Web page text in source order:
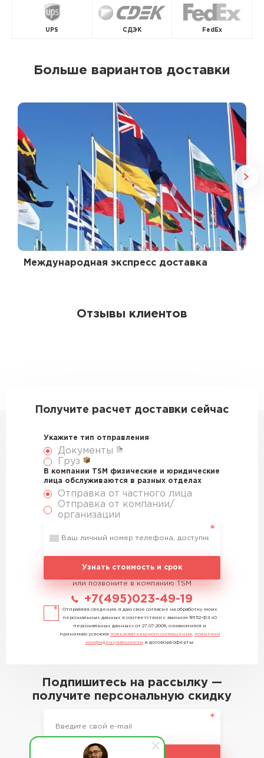
UPS СДЭК FedEx
Больше вариантов доставки
Международная экспресс доставка
Отзывы клиентов
Получите расчет доставки сейчас
Укажите тип отправления
Документы
Груз
В компании TSM физические и юридические
лица обслуживаются в разных отделах
Отправка от частного лица
Отправка от компании/
организации
Узнать стоимость и срок
или позвоните в компанию TSM
+7(495)023-49-19
Отправляя сведения, я даю свое согласие на обработку моих
персональных данных в соответствии с законом №152-ФЗ «О
персональных данных» от 27.07.2006, ознакомился и
принимаю условия пользовательского соглашения
политики
конфиденциальности и договора оферты.
Подпишитесь на рассылку —
получите персональную скидку
Подписаться